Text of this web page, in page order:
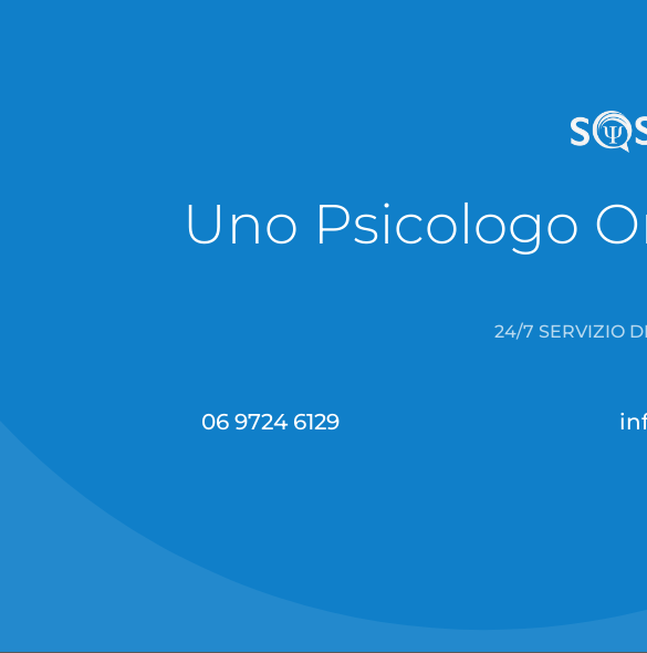
Uno Psicologo
24/7 SERVIZIO
06 9724 6129